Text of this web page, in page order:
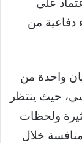
على
دفاعية من
واحدة من
حيث ينتظر
ولحظات
خلال